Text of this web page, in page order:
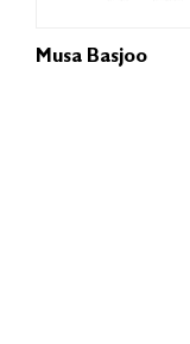
Musa Basjoo